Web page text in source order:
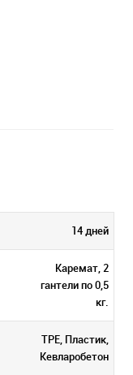
14 дней
Каремат, 2
гантели по 0,5
кг.
TPE, Пластик,
Кевларобетон